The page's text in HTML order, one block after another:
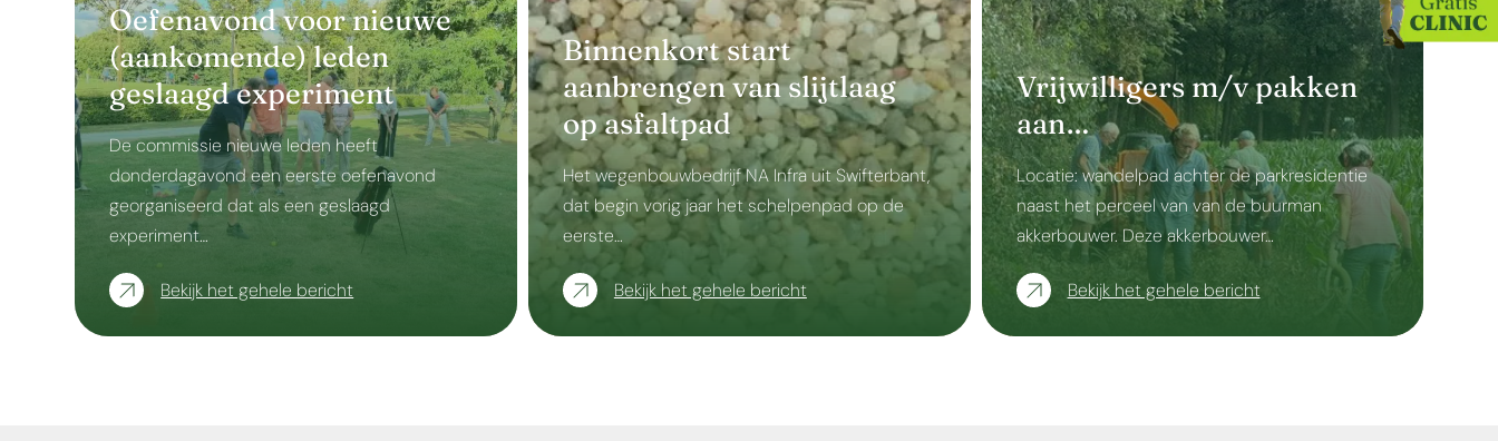
Oefenavond voor nieuwe
(aankomende) leden
geslaagd experiment
De commissie nieuwe leden heeft
donderdagavond een eerste oefenavond
georganiseerd dat als een geslaagd
experiment…
Bekijk het gehele bericht
Binnenkort start
aanbrengen van slijtlaag
op asfaltpad
Het wegenbouwbedrijf NA Infra uit Swifterbant,
dat begin vorig jaar het schelpenpad op de
eerste…
Bekijk het gehele bericht
Vrijwilligers m/v pakken
aan…
Locatie: wandelpad achter de parkresidentie
naast het perceel van van de buurman
akkerbouwer. Deze akkerbouwer…
Bekijk het gehele bericht